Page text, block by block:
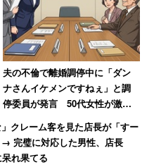
夫の不倫で離婚調停中に「ダン
ナさんイケメンですねぇ」と調
停委員が発言 50代女性が激怒
した無神経すぎる一言
」クレーム客を見た店長が「すー
完璧に対応した男性、店長
れ果てる